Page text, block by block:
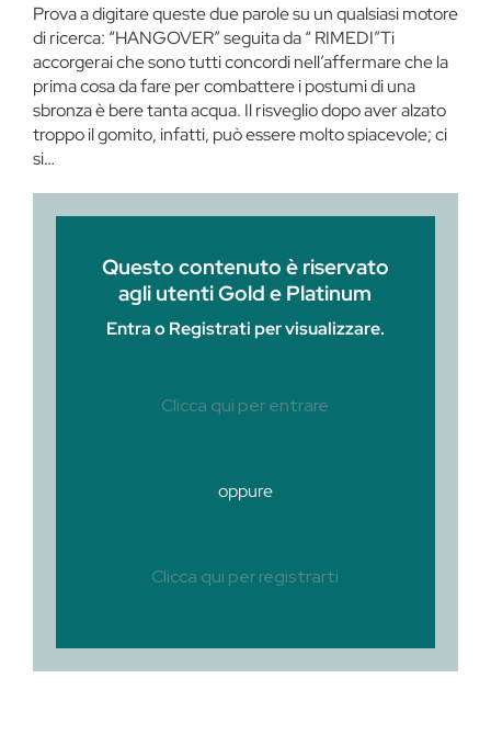
Prova a digitare queste due parole su un qualsiasi motore
di ricerca: “HANGOVER” seguita da “ RIMEDI”Ti
accorgerai che sono tutti concordi nell’affermare che la
prima cosa da fare per combattere i postumi di una
sbronza è bere tanta acqua. Il risveglio dopo aver alzato
troppo il gomito, infatti, può essere molto spiacevole; ci
si…
Questo contenuto è riservato
agli utenti Gold e Platinum
Entra o Registrati per visualizzare.
Clicca qui per entrare
oppure
Clicca qui per registrarti